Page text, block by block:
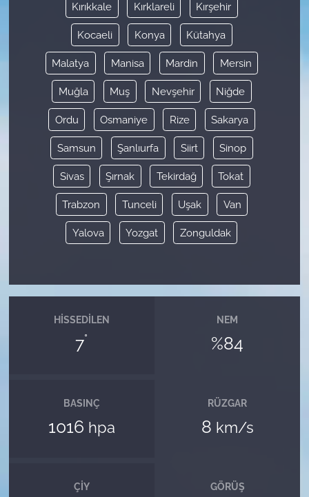
Kırıkkale Kırklareli Kırşehir
Kocaeli Konya Kütahya
Malatya Manisa Mardin Mersin
Muğla Muş Nevşehir Niğde
Ordu Osmaniye Rize Sakarya
Samsun Şanlıurfa Siirt Sinop
Sivas Şırnak Tekirdağ Tokat
Trabzon Tunceli Uşak Van
Yalova Yozgat Zonguldak
HISSEDILEN
7°
NEM
%84
BASINÇ
1016 hpa
RÜZGAR
8 km/s
ÇIY GÖRÜŞ